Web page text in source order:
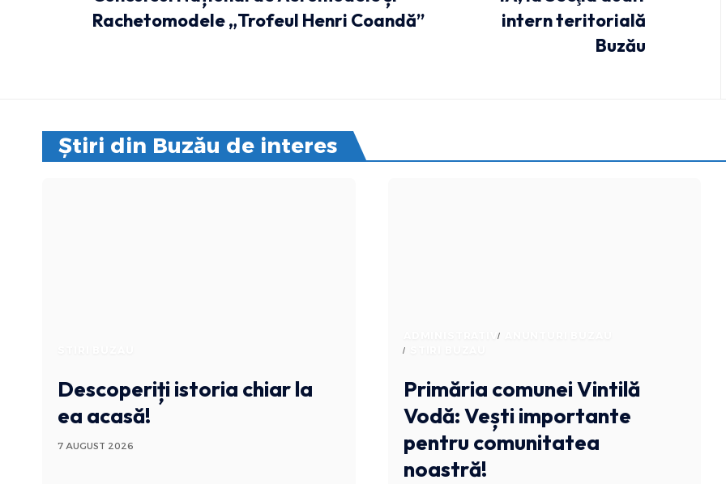
Rachetomodele „Trofeul Henri Coandă”
intern teritorială
Buzău
Știri din Buzău de interes
Descoperiți istoria chiar la
ea acasă!
7 AUGUST 2026
ADMINISTRATIV
Primăria comunei Vintilă
Vodă: Vești importante
pentru comunitatea
noastră!